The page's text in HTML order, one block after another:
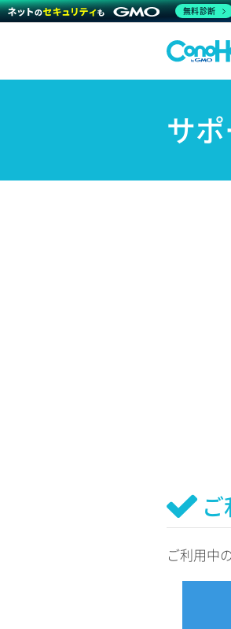
サ
ご利用中
無料診断